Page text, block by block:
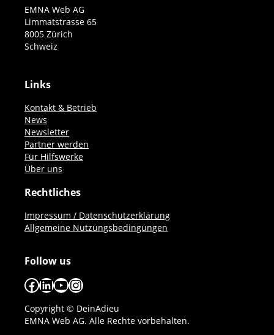
EMNA Web AG
Limmatstrasse 65
8005 Zürich
Schweiz
Links
Kontakt & Betrieb
News
Newsletter
Partner werden
Für Hilfswerke
Über uns
Rechtliches
Impressum / Datenschutzerklärung
Allgemeine Nutzungsbedingungen
Follow us
Facebook
LinkedIn
YouTube
Instagram
Copyright © DeinAdieu
EMNA Web AG. Alle Rechte vorbehalten.